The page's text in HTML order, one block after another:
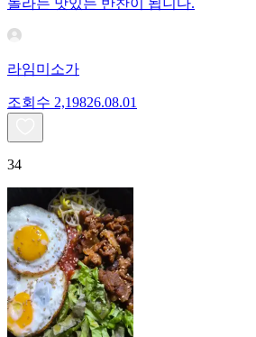
라임미소가
조회수 2,19826.08.01
34